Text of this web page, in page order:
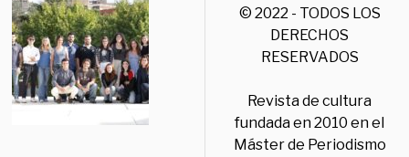
© 2022 - TODOS LOS
DERECHOS
RESERVADOS
Revista de cultura
fundada en 2010 en el
Máster de Periodismo